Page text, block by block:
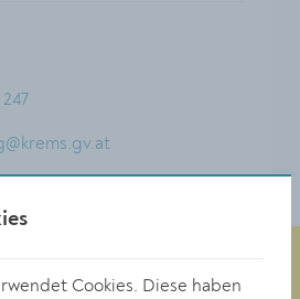
Cookies. Diese haben